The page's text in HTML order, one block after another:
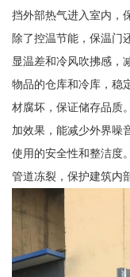
挡外部热气进入室内，
除了控温节能，保温门
显温差和冷风吹拂感，
物品的仓库和冷库，稳
材腐坏，保证储存品质
加效果，能减少外界噪
使用的安全性和整洁度
管道冻裂，保护建筑内